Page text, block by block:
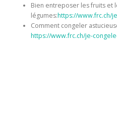
Bien entreposer les fruits et
légumes:https://www.frc.ch/
Comment congeler
https://www.frc.ch/je-